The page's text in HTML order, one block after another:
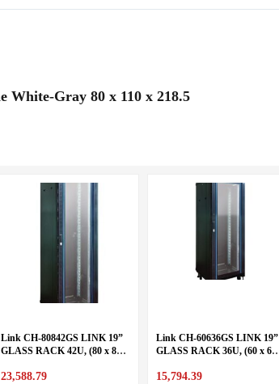
White-Gray 80 x 110 x 218.5
Link CH-80842GS LINK 19”
GLASS RACK 42U, (80 x 80
23,588.79
Link CH-60636GS LINK 19”
GLASS RACK 36U, (60 x 60
15,794.39